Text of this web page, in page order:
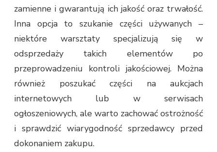
zamienne i gwarantują ich jakość oraz trwałość.
Inna opcja to szukanie części używanych –
niektóre warsztaty specjalizują się w
odsprzedaży takich elementów po
przeprowadzeniu kontroli jakościowej. Można
również poszukać części na aukcjach
internetowych lub w serwisach
ogłoszeniowych, ale warto zachować ostrożność
i sprawdzić wiarygodność sprzedawcy przed
dokonaniem zakupu.